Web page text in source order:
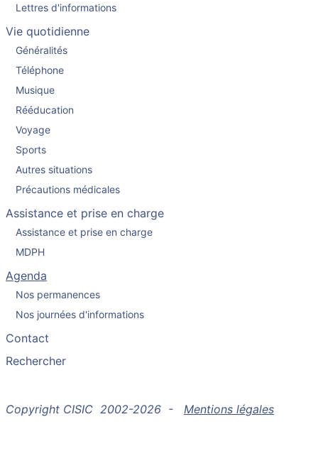
Lettres d'informations
Vie quotidienne
Généralités
Téléphone
Musique
Rééducation
Voyage
Sports
Autres situations
Précautions médicales
Assistance et prise en charge
Assistance et prise en charge
MDPH
Agenda
Nos permanences
Nos journées d'informations
Contact
Rechercher
Copyright CISIC 2002-2026 - Mentions légales